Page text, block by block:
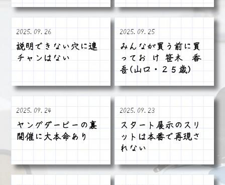
2025.09.26
説明できない穴に連
チャンはない
2025.09.25
みんなが買う前に買
ってお け 笹木 香
吾(山口・２５歳)
2025.09.24
ヤングダービーの裏
開催に大本命あり
2025.09.23
スタート展示のスリ
ットは本番で再現さ
れない